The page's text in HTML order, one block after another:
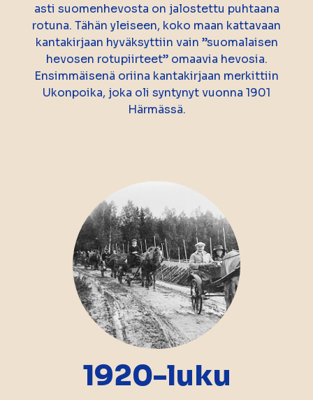
asti suomenhevosta on jalostettu puhtaana
rotuna. Tähän yleiseen, koko maan kattavaan
kantakirjaan hyväksyttiin vain ”suomalaisen
hevosen rotupiirteet” omaavia hevosia.
Ensimmäisenä oriina kantakirjaan merkittiin
Ukonpoika, joka oli syntynyt vuonna 1901
Härmässä.
1920-luku